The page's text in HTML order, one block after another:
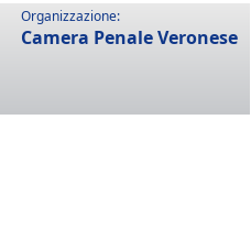
Organizzazione:
Camera Penale Veronese